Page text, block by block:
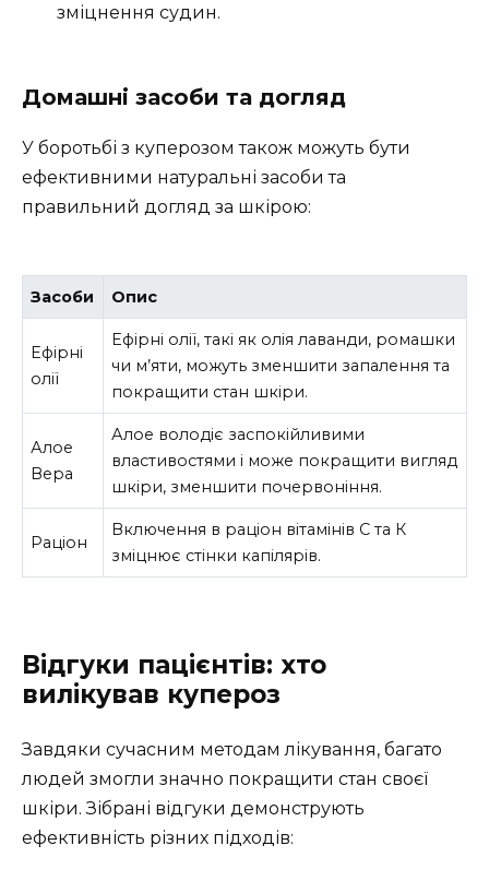
зміцнення судин.
Домашні засоби та догляд
У боротьбі з куперозом також можуть бути
ефективними натуральні засоби та
правильний догляд за шкірою:
Засоби Опис
Ефірні
олії
Ефірні олії, такі як олія лаванди, ромашки
чи м’яти, можуть зменшити запалення та
покращити стан шкіри.
Алое
Вера
Алое володіє заспокійливими
властивостями і може покращити вигляд
шкіри, зменшити почервоніння.
Раціон
Включення в раціон вітамінів С та К
зміцнює стінки капілярів.
Відгуки пацієнтів: хто
вилікував купероз
Завдяки сучасним методам лікування, багато
людей змогли значно покращити стан своєї
шкіри. Зібрані відгуки демонструють
ефективність різних підходів: